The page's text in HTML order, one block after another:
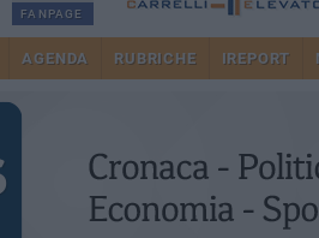
FANPAGE
AGENDA RUBRICHE IREPORT